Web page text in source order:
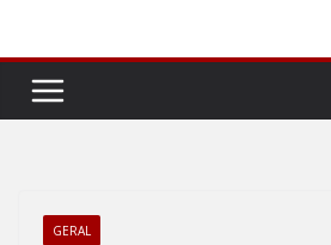
conteúdo
GERAL